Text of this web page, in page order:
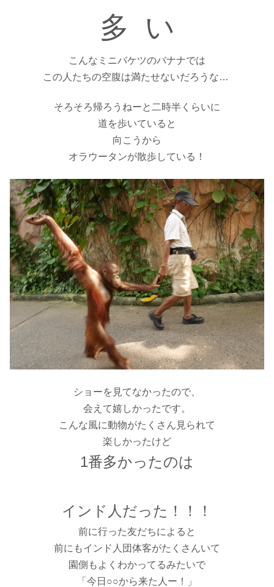
多 い
こんなミニバケツのバナナでは
この人たちの空腹は満たせないだろうな…
そろそろ帰ろうねーと二時半くらいに
道を歩いていると
向こうから
オラウータンが散歩している！
ショーを見てなかったので、
会えて嬉しかったです。
こんな風に動物がたくさん見られて
楽しかったけど
1番多かったのは
インド人だった！！！
前に行った友だちによると
前にもインド人団体客がたくさんいて
園側もよくわかってるみたいで
「今日○○から来た人ー！」